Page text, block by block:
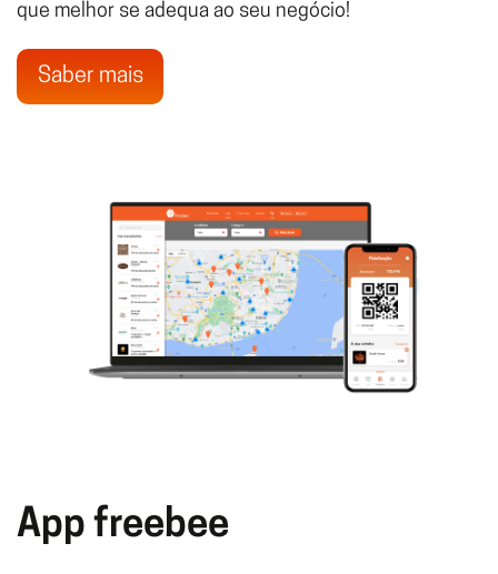
que melhor se adequa ao seu negócio!
Saber mais
App freebee